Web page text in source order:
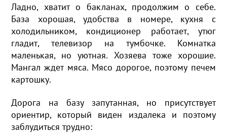
Ладно, хватит о бакланах, продолжим о себе.
База хорошая, удобства в номере, кухня с
холодильником, кондиционер работает, утюг
гладит, телевизор на тумбочке. Комнатка
маленькая, но уютная. Хозяева тоже хорошие.
Мангал ждет мяса. Мясо дорогое, поэтому печем
картошку.
Дорога на базу запутанная, но присутствует
ориентир, который виден издалека и поэтому
заблудиться трудно: